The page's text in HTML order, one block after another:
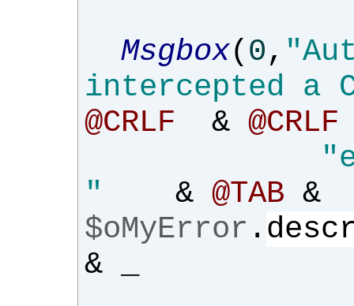
Msgbox( 0,
intercepted a
@CRLF
& @CRLF
"
& @TAB &
$oMyError .
& _